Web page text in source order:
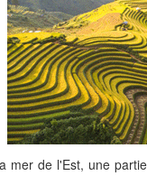
mer de l'Est, une